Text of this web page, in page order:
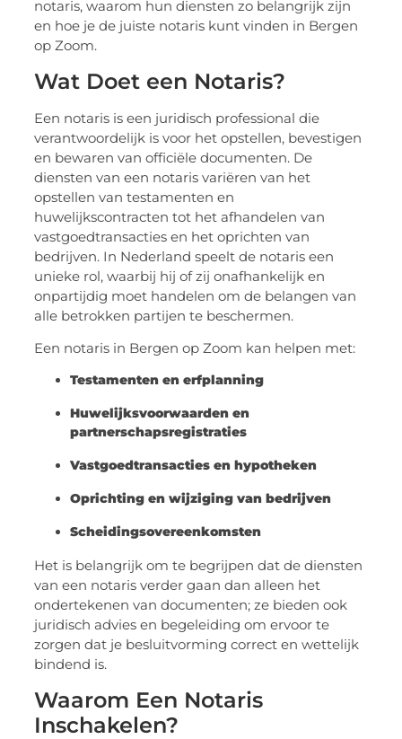
notaris, waarom hun diensten zo belangrijk zijn
en hoe je de juiste notaris kunt vinden in Bergen
op Zoom.
Wat Doet een Notaris?
Een notaris is een juridisch professional die
verantwoordelijk is voor het opstellen, bevestigen
en bewaren van officiële documenten. De
diensten van een notaris variëren van het
opstellen van testamenten en
huwelijkscontracten tot het afhandelen van
vastgoedtransacties en het oprichten van
bedrijven. In Nederland speelt de notaris een
unieke rol, waarbij hij of zij onafhankelijk en
onpartijdig moet handelen om de belangen van
alle betrokken partijen te beschermen.
Een notaris in Bergen op Zoom kan helpen met:
Testamenten en erfplanning
Huwelijksvoorwaarden en
partnerschapsregistraties
Vastgoedtransacties en hypotheken
Oprichting en wijziging van bedrijven
Scheidingsovereenkomsten
Het is belangrijk om te begrijpen dat de diensten
van een notaris verder gaan dan alleen het
ondertekenen van documenten; ze bieden ook
juridisch advies en begeleiding om ervoor te
zorgen dat je besluitvorming correct en wettelijk
bindend is.
Waarom Een Notaris
Inschakelen?